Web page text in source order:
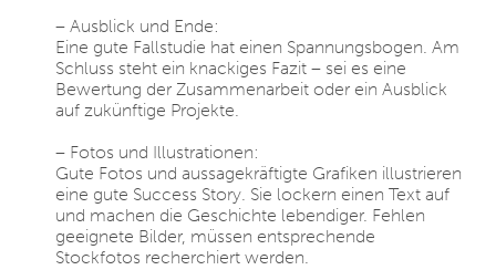
– Ausblick und Ende:
Eine gute Fallstudie hat einen Spannungsbogen. Am
Schluss steht ein knackiges Fazit – sei es eine
Bewertung der Zusammenarbeit oder ein Ausblick
auf zukünftige Projekte.
– Fotos und Illustrationen:
Gute Fotos und aussagekräftigte Grafiken illustrieren
eine gute Success Story. Sie lockern einen Text auf
und machen die Geschichte lebendiger. Fehlen
geeignete Bilder, müssen entsprechende
Stockfotos recherchiert werden.